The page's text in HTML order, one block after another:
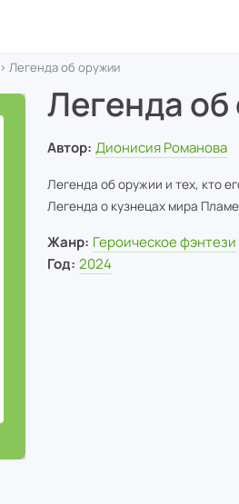
› Легенда об оружии
Легенда
Автор: Дионисия Романова
Легенда об оружии и тех, кто
Легенда о кузнецах мира
Жанр: Героическое фэнтези
Год: 2024